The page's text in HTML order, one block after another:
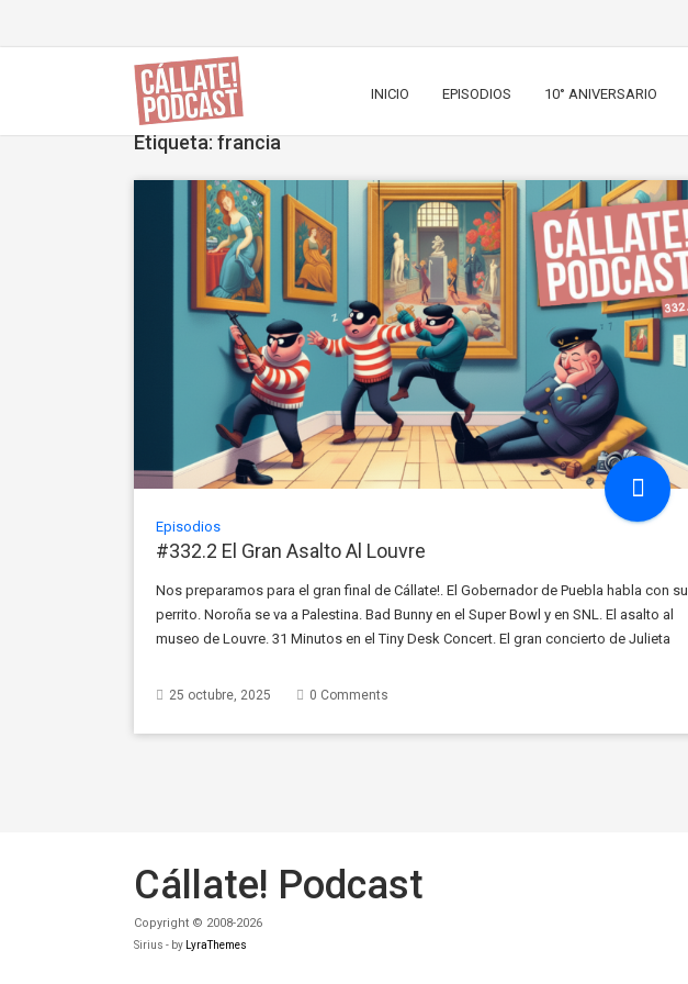
INICIO EPISODIOS 10° ANIVERSARIO
Etiqueta: francia
Episodios
#332.2 El Gran Asalto Al Louvre
Nos preparamos para el gran final de Cállate!. El Gobernador de Puebla habla con su
perrito. Noroña se va a Palestina. Bad Bunny en el Super Bowl y en SNL. El asalto al
museo de Louvre. 31 Minutos en el Tiny Desk Concert. El gran concierto de Julieta
25 octubre, 2025 0 Comments
Cállate! Podcast
Copyright © 2008-2026
Sirius - by LyraThemes